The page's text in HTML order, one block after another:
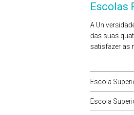
A
das suas
satisfazer as
Escola
Escola